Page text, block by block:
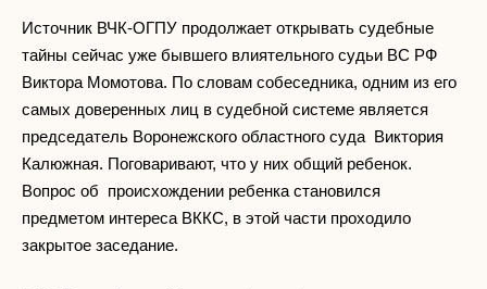
Источник ВЧК-ОГПУ продолжает открывать судебные
тайны сейчас уже бывшего влиятельного судьи ВС РФ
Виктора Момотова. По словам собеседника, одним из его
самых доверенных лиц в судебной системе является
председатель Воронежского областного суда Виктория
Калюжная. Поговаривают, что у них общий ребенок.
Вопрос об происхождении ребенка становился
предметом интереса ВККС, в этой части проходило
закрытое заседание.